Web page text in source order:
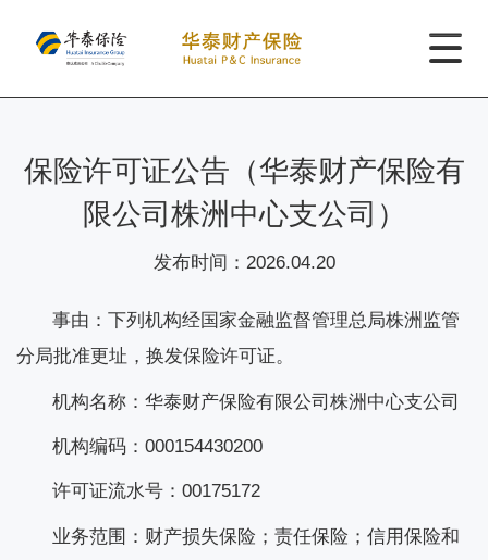
保险许可证公告（华泰财产保险有
限公司株洲中心支公司）
发布时间： 2026.04.20
事由：下列机构经国家金融监督管理总局株洲监管
分局批准更址，换发保险许可证。
机构名称：华泰财产保险有限公司株洲中心支公司
机构编码：000154430200
许可证流水号：00175172
业务范围：财产损失保险；责任保险；信用保险和